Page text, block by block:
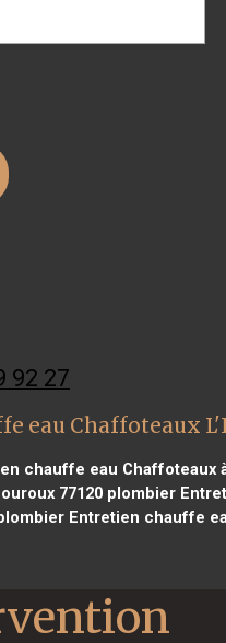
92 27
eau Chaffoteaux
chauffe eau Chaffoteaux
77120 plombier
Entretien chauffe